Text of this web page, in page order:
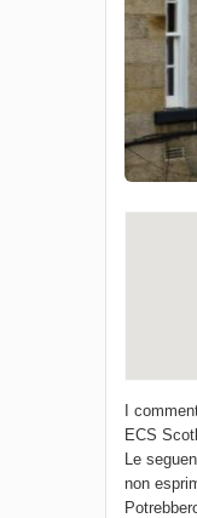
I
ECS
Le
non